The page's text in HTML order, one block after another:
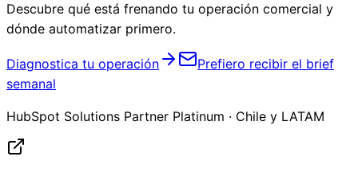
Descubre qué está frenando tu operación comercial y
dónde automatizar primero.
Diagnostica tu operación
Prefiero recibir el brief
semanal
HubSpot Solutions Partner Platinum · Chile y LATAM